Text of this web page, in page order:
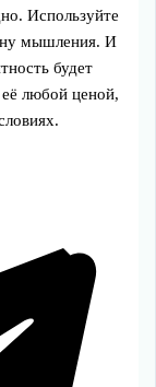
Используйте
мышления. И
будет
любой ценой,